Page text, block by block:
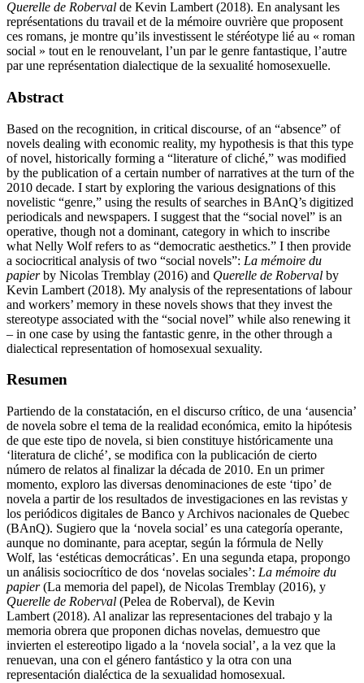
Querelle de Roberval de Kevin Lambert (2018). En analysant les
représentations du travail et de la mémoire ouvrière que proposent
ces romans, je montre qu’ils investissent le stéréotype lié au « roman
social » tout en le renouvelant, l’un par le genre fantastique, l’autre
par une représentation dialectique de la sexualité homosexuelle.
Abstract
Based on the recognition, in critical discourse, of an “absence” of
novels dealing with economic reality, my hypothesis is that this type
of novel, historically forming a “literature of cliché,” was modified
by the publication of a certain number of narratives at the turn of the
2010 decade. I start by exploring the various designations of this
novelistic “genre,” using the results of searches in BAnQ’s digitized
periodicals and newspapers. I suggest that the “social novel” is an
operative, though not a dominant, category in which to inscribe
what Nelly Wolf refers to as “democratic aesthetics.” I then provide
a sociocritical analysis of two “social novels”: La mémoire du
papierby Nicolas Tremblay (2016) and Querelle de Roberval by
Kevin Lambert (2018). My analysis of the representations of labour
and workers’ memory in these novels shows that they invest the
stereotype associated with the “social novel” while also renewing it
– in one case by using the fantastic genre, in the other through a
dialectical representation of homosexual sexuality.
Resumen
Partiendo de la constatación, en el discurso crítico, de una ‘ausencia’
de novela sobre el tema de la realidad económica, emito la hipótesis
de que este tipo de novela, si bien constituye históricamente una
‘literatura de cliché’, se modifica con la publicación de cierto
número de relatos al finalizar la década de 2010. En un primer
momento, exploro las diversas denominaciones de este ‘tipo’ de
novela a partir de los resultados de investigaciones en las revistas y
los periódicos digitales de Banco y Archivos nacionales de Quebec
(BAnQ). Sugiero que la ‘novela social’ es una categoría operante,
aunque no dominante, para aceptar, según la fórmula de Nelly
Wolf, las ‘estéticas democráticas’. En una segunda etapa, propongo
un análisis sociocrítico de dos ‘novelas sociales’: La mémoire du
papier(La memoria del papel), de Nicolas Tremblay (2016), y
Querelle de Roberval (Pelea de Roberval), de Kevin
Lambert (2018). Al analizar las representaciones del trabajo y la
memoria obrera que proponen dichas novelas, demuestro que
invierten el estereotipo ligado a la ‘novela social’, a la vez que la
renuevan, una con el género fantástico y la otra con una
representación dialéctica de la sexualidad homosexual.